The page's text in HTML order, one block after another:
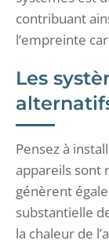
contribuant
l’empreinte
Les
Pensez à
appareils sont
génèrent
substantielle
la chaleur de